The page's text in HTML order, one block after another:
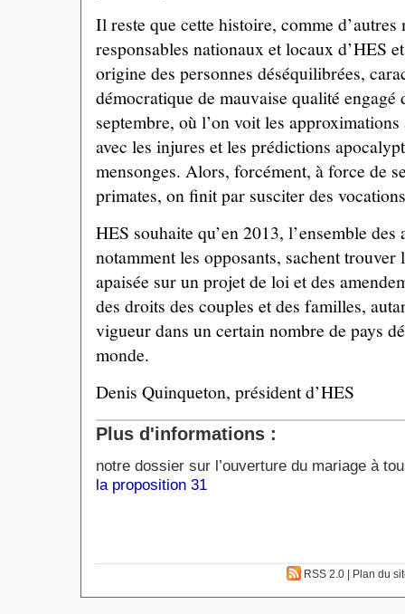
Il reste que cette histoire, comme d’autres
responsables nationaux et locaux d’HES
origine des personnes déséquilibrées,
démocratique de mauvaise qualité engagé
septembre, où l’on voit les
avec les injures et les prédictions
mensonges. Alors, forcément, à force de
primates, on finit par susciter des
HES souhaite qu’en 2013, l’ensemble des
notamment les opposants, sachent trouver
apaisée sur un projet de loi et des
des droits des couples et des familles,
vigueur dans un certain nombre de pays
monde.
Denis Quinqueton, président d’HES
Plus d'informations :
notre dossier sur l’ouverture du mariage à
la proposition 31
RSS 2.0 Plan du